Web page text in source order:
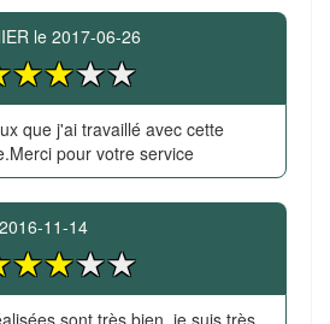
le 2017-06-26
que j'ai travaillé avec cette
pour votre service
2016-11-14
sont très bien, je suis très